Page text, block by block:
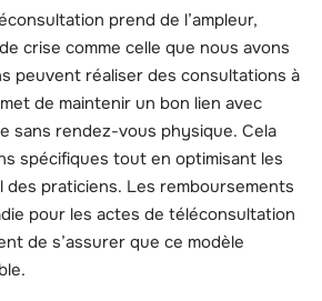
prend de l’ampleur,
crise comme celle que nous avons
peuvent réaliser des consultations à
de maintenir un bon lien avec
sans rendez-vous physique. Cela
spécifiques tout en optimisant les
des praticiens. Les remboursements
pour les actes de téléconsultation
de s’assurer que ce modèle